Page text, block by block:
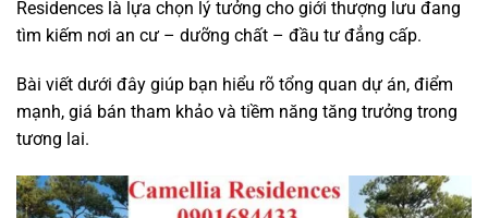
Residences là lựa chọn lý tưởng cho giới thượng lưu đang
tìm kiếm nơi an cư – dưỡng chất – đầu tư đẳng cấp.
Bài viết dưới đây giúp bạn hiểu rõ tổng quan dự án, điểm
mạnh, giá bán tham khảo và tiềm năng tăng trưởng trong
tương lai.